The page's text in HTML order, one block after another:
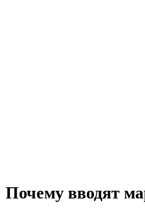
Почему вводят